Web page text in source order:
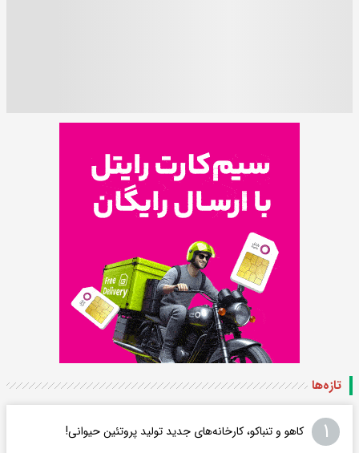
تازه‌ها
۱ کاهو و تنباکو، کارخانه‌های جدید تولید پروتئین حیوانی!